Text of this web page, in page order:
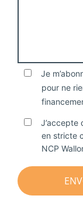
Je
pour ne
J’accepte
en stricte
NCP